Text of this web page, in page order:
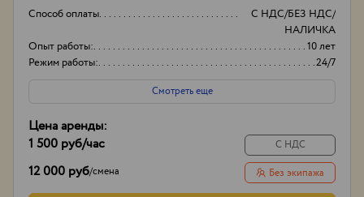
Способ оплаты
С НДС/БЕЗ НДС/
НАЛИЧКА
Опыт работы:
10 лет
Режим работы:
24/7
Разновидность грунта
Чернозем
Смотреть еще
Цена аренды:
1 500 руб/час
12 000 руб/смена
С НДС
Без экипажа